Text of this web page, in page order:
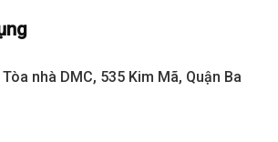
nhà DMC, 535 Kim Mã, Quận Ba